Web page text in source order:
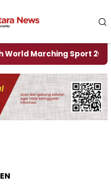
Marching Sport 2027